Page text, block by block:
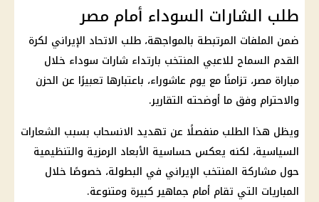
طلب الشارات السوداء أمام مصر
ضمن الملفات المرتبطة بالمواجهة، طلب الاتحاد الإيراني لكرة
القدم السماح للاعبي المنتخب بارتداء شارات سوداء خلال
مباراة مصر، تزامنًا مع يوم عاشوراء، باعتبارها تعبيرًا عن الحزن
والاحترام وفق ما أوضحته التقارير.
ويظل هذا الطلب منفصلًا عن تهديد الانسحاب بسبب الشعارات
السياسية، لكنه يعكس حساسية الأبعاد الرمزية والتنظيمية
حول مشاركة المنتخب الإيراني في البطولة، خصوصًا خلال
المباريات التي تقام أمام جماهير كبيرة ومتنوعة.